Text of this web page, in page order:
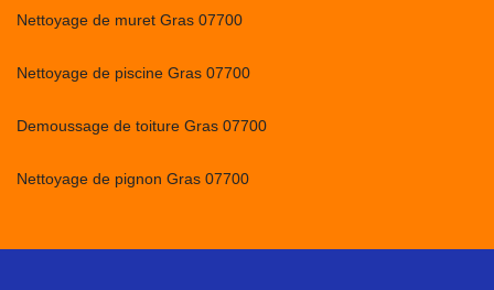
Nettoyage de muret Gras 07700
Nettoyage de piscine Gras 07700
Demoussage de toiture Gras 07700
Nettoyage de pignon Gras 07700